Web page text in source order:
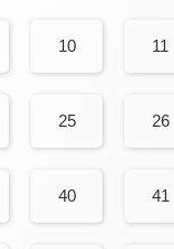
10 11
25 26
40 41